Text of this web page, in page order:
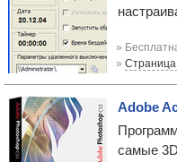
»
»
Adobe
самые